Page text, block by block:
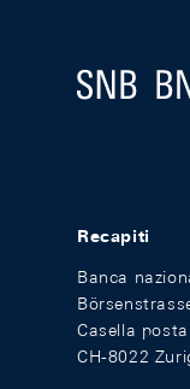
Logo
Recapiti
Banca
Casella
CH-8022